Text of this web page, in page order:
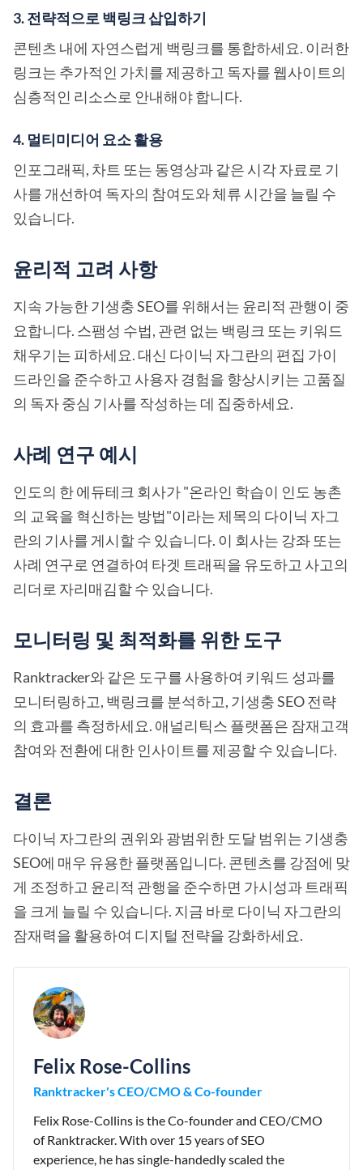
3. 전략적으로 백링크 삽입하기
콘텐츠 내에 자연스럽게 백링크를 통합하세요. 이러한
링크는 추가적인 가치를 제공하고 독자를 웹사이트의
심층적인 리소스로 안내해야 합니다.
4. 멀티미디어 요소 활용
인포그래픽, 차트 또는 동영상과 같은 시각 자료로 기
사를 개선하여 독자의 참여도와 체류 시간을 늘릴 수
있습니다.
윤리적 고려 사항
지속 가능한 기생충 SEO를 위해서는 윤리적 관행이 중
요합니다. 스팸성 수법, 관련 없는 백링크 또는 키워드
채우기는 피하세요. 대신 다이닉 자그란의 편집 가이
드라인을 준수하고 사용자 경험을 향상시키는 고품질
의 독자 중심 기사를 작성하는 데 집중하세요.
사례 연구 예시
인도의 한 에듀테크 회사가 "온라인 학습이 인도 농촌
의 교육을 혁신하는 방법"이라는 제목의 다이닉 자그
란의 기사를 게시할 수 있습니다. 이 회사는 강좌 또는
사례 연구로 연결하여 타겟 트래픽을 유도하고 사고의
리더로 자리매김할 수 있습니다.
모니터링 및 최적화를 위한 도구
Ranktracker와 같은 도구를 사용하여 키워드 성과를
모니터링하고, 백링크를 분석하고, 기생충 SEO 전략
의 효과를 측정하세요. 애널리틱스 플랫폼은 잠재고객
참여와 전환에 대한 인사이트를 제공할 수 있습니다.
결론
다이닉 자그란의 권위와 광범위한 도달 범위는 기생충
SEO에 매우 유용한 플랫폼입니다. 콘텐츠를 강점에 맞
게 조정하고 윤리적 관행을 준수하면 가시성과 트래픽
을 크게 늘릴 수 있습니다. 지금 바로 다이닉 자그란의
잠재력을 활용하여 디지털 전략을 강화하세요.
Felix Rose-Collins
Ranktracker's CEO/CMO & Co-founder
Felix Rose-Collins is the Co-founder and CEO/CMO
of Ranktracker. With over 15 years of SEO
experience, he has single-handedly scaled the